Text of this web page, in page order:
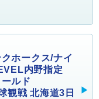
クホークス/ナイ
内野指定
ルド
観戦 北海道3日